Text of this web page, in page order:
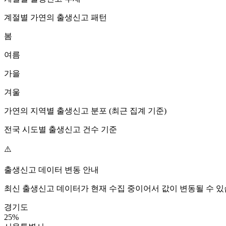
계절별 가연 의 출생신고 패턴
봄
여름
가을
겨울
가연 의 지역별 출생신고 분포 (최근 집계 기준)
전국 시도별 출생신고 건수 기준
⚠️
출생신고 데이터 변동 안내
최신 출생신고 데이터가 현재 수집 중이어서 값이 변동될 수 있
경기도
25%